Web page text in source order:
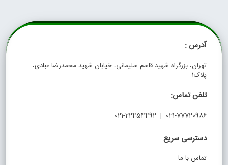
آدرس :
تهران، بزرگراه شهید قاسم سلیمانی، خیابان شهید محمدرضا عبادی،
پلاک1
تلفن تماس:
021-77720986 | 021-22454492
دسترسی سریع
تماس با ما